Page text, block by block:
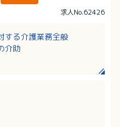
求人No.62426
する介護業務全般
介助